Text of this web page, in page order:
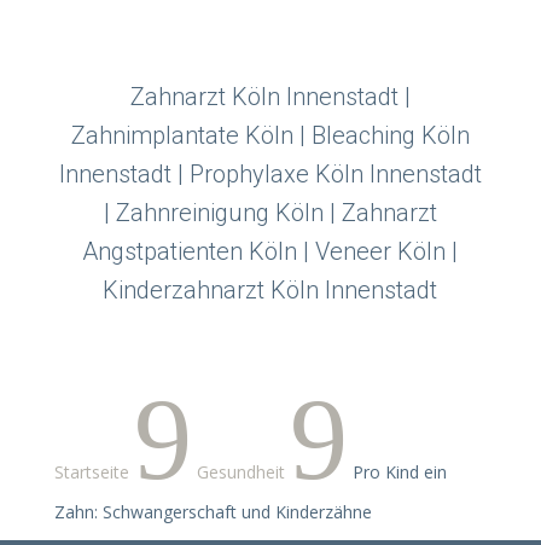
Zahnarzt Köln Innenstadt |
Zahnimplantate Köln | Bleaching Köln
Innenstadt | Prophylaxe Köln Innenstadt
| Zahnreinigung Köln | Zahnarzt
Angstpatienten Köln | Veneer Köln |
Kinderzahnarzt Köln Innenstadt
Startseite 9 Gesundheit 9 Pro Kind ein
Zahn: Schwangerschaft und Kinderzähne